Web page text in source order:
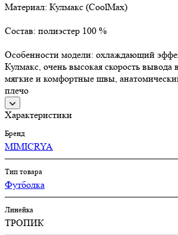
Материал: Кулмакс (CoolMax)
Состав: полиэстер 100 %
Особенности модели: охлаждающий
Кулмакс, очень высокая скорость вывода
мягкие и комфортные швы,
плечо
Характеристики
Бренд
MIMICRYA
Тип товара
Футболка
Линейка
ТРОПИК